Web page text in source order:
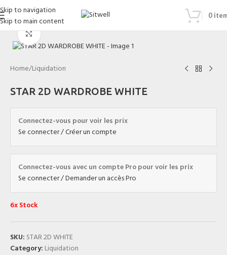
Skip to navigation
Skip to main content
0
Click to enlarge
Home/Liquidation
STAR 2D WARDROBE WHITE
Connectez-vous pour voir les prix
Se connecter / Créer un compte
Connectez-vous avec un compte Pro pour voir les prix
Se connecter / Demander un accès Pro
6x Stock
SKU: STAR 2D WHITE
Category: Liquidation